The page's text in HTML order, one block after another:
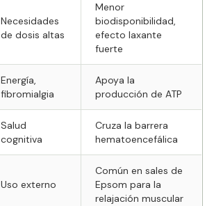
Necesidades
de dosis altas
Menor
biodisponibilidad,
efecto laxante
fuerte
Energía,
fibromialgia
Apoya la
producción de ATP
Salud
cognitiva
Cruza la barrera
hematoencefálica
Uso externo
Común en sales de
Epsom para la
relajación muscular